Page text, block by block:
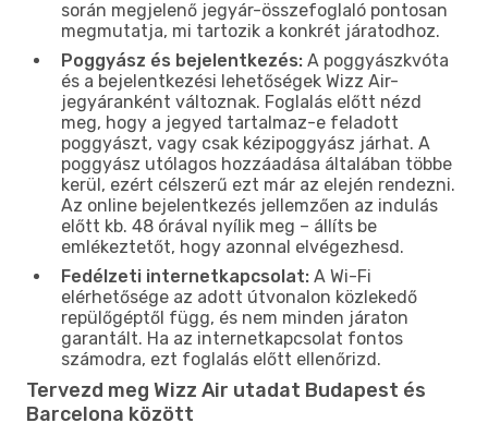
során megjelenő jegyár-összefoglaló pontosan
megmutatja, mi tartozik a konkrét járatodhoz.
Poggyász és bejelentkezés: A poggyászkvóta
és a bejelentkezési lehetőségek Wizz Air-
jegyáranként változnak. Foglalás előtt nézd
meg, hogy a jegyed tartalmaz-e feladott
poggyászt, vagy csak kézipoggyász járhat. A
poggyász utólagos hozzáadása általában többe
kerül, ezért célszerű ezt már az elején rendezni.
Az online bejelentkezés jellemzően az indulás
előtt kb. 48 órával nyílik meg – állíts be
emlékeztetőt, hogy azonnal elvégezhesd.
Fedélzeti internetkapcsolat: A Wi-Fi
elérhetősége az adott útvonalon közlekedő
repülőgéptől függ, és nem minden járaton
garantált. Ha az internetkapcsolat fontos
számodra, ezt foglalás előtt ellenőrizd.
Tervezd meg Wizz Air utadat Budapest és
Barcelona között